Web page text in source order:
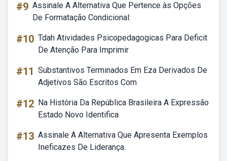
#9 Assinale A Alternativa Que Pertence às Opções
De Formatação Condicional:
#10 Tdah Atividades Psicopedagogicas Para Deficit
De Atenção Para Imprimir
#11 Substantivos Terminados Em Eza Derivados De
Adjetivos São Escritos Com
#12 Na História Da República Brasileira A Expressão
Estado Novo Identifica
#13 Assinale A Alternativa Que Apresenta Exemplos
Ineficazes De Liderança.